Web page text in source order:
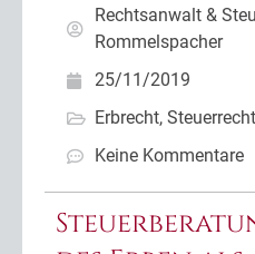
Rechtsanwalt &
Rommelspacher
25/11/2019
Erbrecht, Steuerrecht
Keine Kommentare